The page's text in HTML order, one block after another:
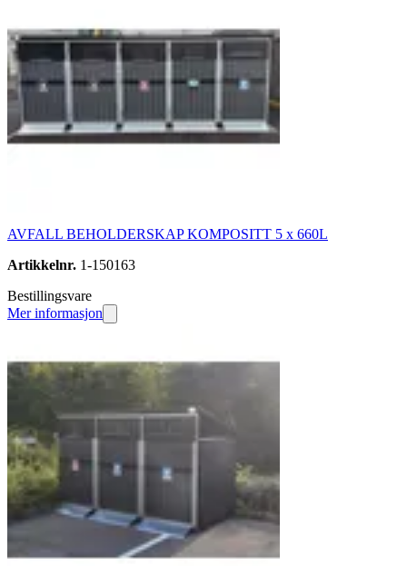
AVFALL BEHOLDERSKAP KOMPOSITT 5 x 660L
Artikkelnr. 1-150163
Bestillingsvare
Mer informasjon